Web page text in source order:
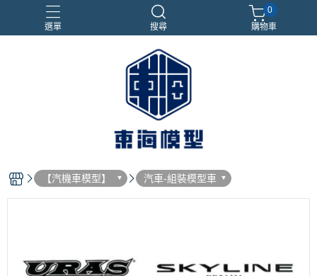
選單 搜尋
合金車
閃電霹靂車
電子雞/塔麻可吉/塔麻歌子
0
購物車
【汽機車模型】 汽車-組裝模型車